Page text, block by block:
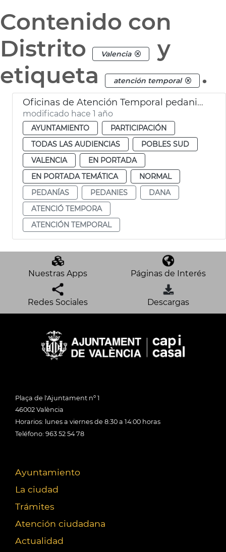
Contenido con
Distrito
Valencia
y
etiqueta
atención temporal .
Oficinas de Atención Temporal pedanias del Sur
modificado hace 1 año
AYUNTAMIENTO
PARTICIPACIÓN
TODAS LAS AUDIENCIAS
POBLES SUD
VALENCIA
EN PORTADA
EN PORTADA TEMÁTICA
NORMAL
PEDANÍAS
PEDANIES
DANA
ATENCIÓ TEMPORA
ATENCIÓN TEMPORAL
Nuestras Apps Páginas de Interés
Redes Sociales Descargas
Plaça de l'Ajuntament nº 1
46002 València
Horarios: lunes a viernes de 8:30 a 14:00 horas
Teléfono: 963 52 54 78
Ayuntamiento
La ciudad
Trámites
Atención ciudadana
Actualidad